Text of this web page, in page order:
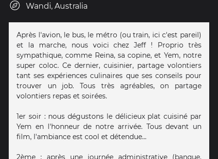
Wandi, Australia
Après l'avion, le bus, le métro (ou train, ici c'est pareil)
et la marche, nous voici chez Jeff ! Proprio très
sympathique, comme Reina, sa copine, et Yem, notre
super coloc. Ce dernier, cuisinier, partage volontiers
tant ses expériences culinaires que ses conseils pour
trouver un job. Tous très agréables, on partage
volontiers repas et soirées.
1er soir : nous dégustons le délicieux plat cuisiné par
Yem en l'honneur de notre arrivée. Tous devant un
film, l'ambiance est cool et détendue...
2ème : après une journée administrative (banque,